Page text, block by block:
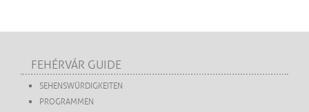
FEHÉRVÁR GUIDE
SEHENSWÜRDIGKEITEN
PROGRAMMEN